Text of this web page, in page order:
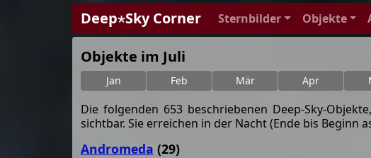
Deep⋆Sky Corner Sternbilder Objekte
Objekte im Juli
Jan Feb Mär Apr
Die folgenden 653 beschriebenen Deep-Sky-
sichtbar. Sie erreichen in der Nacht (Ende bis
Andromeda (29)